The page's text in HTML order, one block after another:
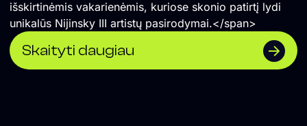
išskirtinėmis vakarienėmis, kuriose skonio patirtį lydi
unikalūs Nijinsky III artistų pasirodymai.</span>
Skaityti daugiau